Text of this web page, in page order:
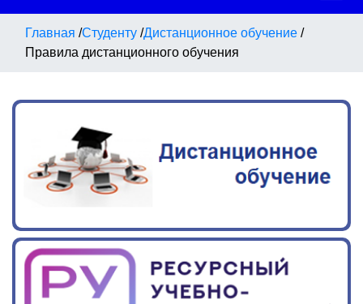
Главная /Студенту /Дистанционное обучение /
Правила дистанционного обучения